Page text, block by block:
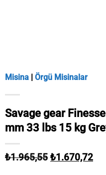
Misina | Örgü Misinalar
Savage gear
mm 33 lbs 15 kg
₺1.965,55 Orijinal
₺1.670,72Şu